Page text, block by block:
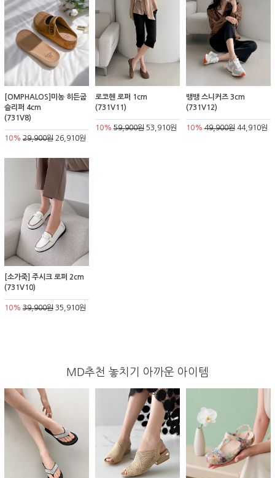
[OMPHALOS]미농 히든굽
슬리퍼 4cm
(731V8)
10% 29,900원 26,910원
로코헨 로퍼 1cm
(731V11)
10% 59,900원53,910원
뱅뱅 스니커즈 3cm
(731V12)
10% 49,900원44,910원
[소가죽] 주시크 로퍼 2cm
(731V10)
10% 39,900원 35,910원
MD추천 놓치기 아까운 아이템